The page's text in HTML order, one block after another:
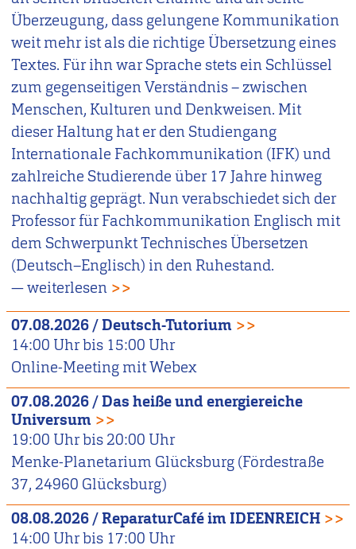
Überzeugung, dass gelungene Kommunikation
weit mehr ist als die richtige Übersetzung eines
Textes. Für ihn war Sprache stets ein Schlüssel
zum gegenseitigen Verständnis – zwischen
Menschen, Kulturen und Denkweisen. Mit
dieser Haltung hat er den Studiengang
Internationale Fachkommunikation (IFK) und
zahlreiche Studierende über 17 Jahre hinweg
nachhaltig geprägt. Nun verabschiedet sich der
Professor für Fachkommunikation Englisch mit
dem Schwerpunkt Technisches Übersetzen
(Deutsch–Englisch) in den Ruhestand.
— weiterlesen >>
07.08.2026/Deutsch-Tutorium >>
14:00 Uhr bis 15:00 Uhr
Online-Meeting mit Webex
07.08.2026/Das heiße und energiereiche
Universum >>
19:00 Uhr bis20:00 Uhr
Menke-Planetarium Glücksburg (Fördestraße
37, 24960 Glücksburg)
08.08.2026/ReparaturCafé im IDEENREICH >>
14:00 Uhr bis 17:00 Uhr